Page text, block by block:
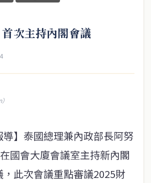
次主持內閣會議
導】泰國總理兼內政部長阿努
國會大廈會議室主持新內閣
此次會議重點審議2025財